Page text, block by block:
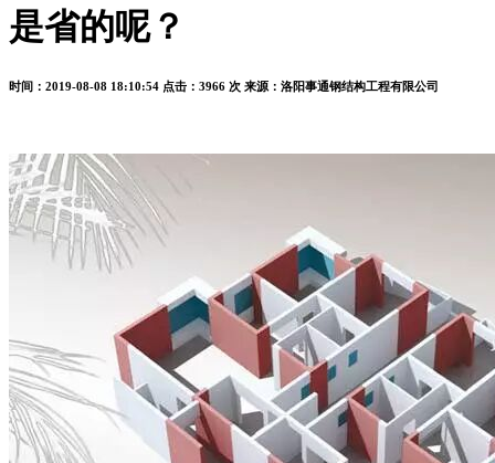
是省的呢？
时间：2019-08-08 18:10:54 点击：3966 次 来源：洛阳事通钢结构工程有限公司